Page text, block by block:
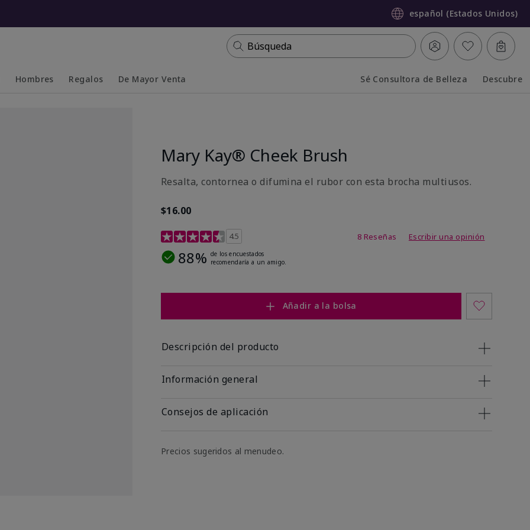
español (Estados Unidos)
Búsqueda
Hombres Regalos De Mayor Venta Sé Consultora de Belleza Descubre
Mary Kay® Cheek Brush
Resalta, contornea o difumina el rubor con esta brocha multiusos.
$16.00
Calificación de clientes de 3,1 de 5
4.5 8 Reseñas Escribir una opinión
88% de los encuestados
recomendaría a un amigo.
Añadir a la bolsa
Descripción del producto
Información general
Consejos de aplicación
Precios sugeridos al menudeo.